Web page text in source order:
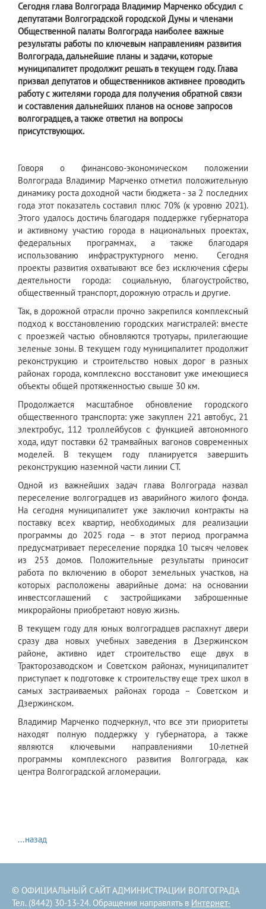
Сегодня глава Волгограда Владимир Марченко обсудил с
депутатами Волгоградской городской Думы и членами
Общественной палаты Волгограда наиболее важные
результаты работы по ключевым направлениям развития
Волгограда, дальнейшие планы и задачи, которые
муниципалитет продолжит решать в текущем году. Глава
призвал депутатов и общественников активнее проводить
работу с жителями города для получения обратной связи
и составления дальнейших планов на основе запросов
волгоградцев, а также ответил на вопросы
присутствующих.
Говоря о финансово-экономическом положении
Волгограда Владимир Марченко отметил положительную
динамику роста доходной части бюджета - за 2 последних
года этот показатель составил плюс 70% (к уровню 2021).
Этого удалось достичь благодаря поддержке губернатора
и активному участию города в национальных проектах,
федеральных программах, а также благодаря
использованию инфраструктурного меню. Сегодня
проекты развития охватывают все без исключения сферы
деятельности города: социальную, благоустройство,
общественный транспорт, дорожную отрасль и другие.
Так, в дорожной отрасли прочно закрепился комплексный
подход к восстановлению городских магистралей: вместе
с проезжей частью обновляются тротуары, прилегающие
зеленые зоны. В текущем году муниципалитет продолжит
реконструкцию и строительство новых дорог в разных
районах города, комплексно восстановит уже имеющиеся
объекты общей протяженностью свыше 30 км.
Продолжается масштабное обновление городского
общественного транспорта: уже закуплен 221 автобус, 21
электробус, 112 троллейбусов с функцией автономного
хода, идут поставки 62 трамвайных вагонов современных
моделей. В текущем году планируется завершить
реконструкцию наземной части линии СТ.
Одной из важнейших задач глава Волгограда назвал
переселение волгоградцев из аварийного жилого фонда.
На сегодня муниципалитет уже заключил контракты на
поставку всех квартир, необходимых для реализации
программы до 2025 года – в этот период программа
предусматривает переселение порядка 10 тысяч человек
из 253 домов. Положительные результаты приносит
работа по включению в оборот земельных участков, на
которых расположены аварийные дома: на основании
инвестсоглашений с застройщиками заброшенные
микрорайоны приобретают новую жизнь.
В текущем году для юных волгоградцев распахнут двери
сразу два новых учебных заведения в Дзержинском
районе, активно идет строительство еще двух в
Тракторозаводском и Советском районах, муниципалитет
приступает к подготовке к строительству еще трех школ в
самых застраиваемых районах города – Советском и
Дзержинском.
Владимир Марченко подчеркнул, что все эти приоритеты
находят полную поддержку у губернатора, а также
являются ключевыми направлениями 10-летней
программы комплексного развития Волгограда, как
центра Волгоградской агломерации.
...назад
© ОФИЦИАЛЬНЫЙ САЙТ АДМИНИСТРАЦИИ ВОЛГОГРАДА
Тел. (8442) 30-13-24. Обращения направлять в Интернет-